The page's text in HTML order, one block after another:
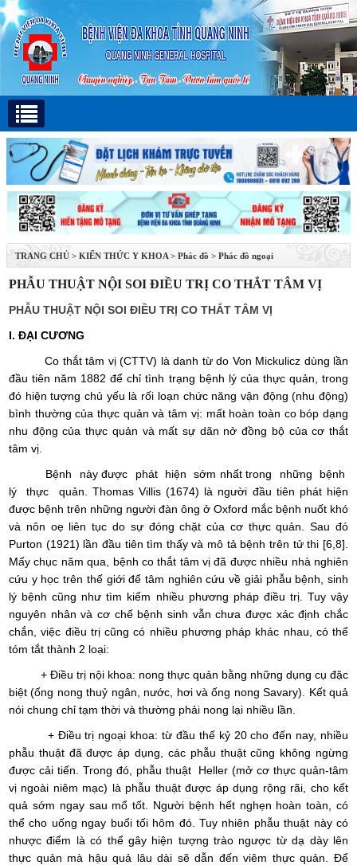
TRANG CHỦ > KIẾN THỨC Y KHOA > Phác đồ > Phác đồ ngoại
PHẪU THUẬT NỘI SOI ĐIỀU TRỊ CO THẮT TÂM VỊ
PHẪU THUẬT NỘI SOI ĐIỀU TRỊ CO THẮT TÂM VỊ
I. ĐẠI CƯƠNG
Co thắt tâm vị (CTTV) là danh từ do Von Mickulicz dùng lần
đầu tiên năm 1882 để chỉ tình trạng bệnh lý của thực quản, trong
đó hiện tượng chủ yếu là rối loạn chức năng vận động (nhu động)
bình thường của thực quản và tâm vị: mất hoàn toàn co bóp dạng
nhu động của thực quản và mất sự dãn nở đồng bộ của cơ thắt
tâm vị.
Bệnh này được phát hiện sớm nhất trong những bệnh
lý thực quản. Thomas Villis (1674) là người đầu tiên phát hiện
được bệnh trên những người đàn ông ở Oxford mắc bệnh nuốt khó
và nôn oẹ liên tục do sự đóng chặt của cơ thực quản. Sau đó
Purton (1921) lần đầu tiên tìm thấy và mô tả bệnh trên tử thi [6,8].
Mấy chục năm qua, bệnh co thắt tâm vị đã được nhiều nhà nghiên
cứu y học trên thế giới để tâm nghiên cứu về giải phẫu bệnh, sinh
lý bệnh cũng như tìm kiếm nhiều phương pháp điều trị. Tuy vậy
nguyên nhân và cơ chế bệnh sinh vẫn chưa được xác định chắc
chắn, việc điều trị cũng có nhiều phương pháp khác nhau, có thể
tóm tắt thành 2 loại:
+ Điều trị nội khoa: nong thực quản bằng những dụng cụ đặc
biệt (ống nong thuỷ ngân, nước, hơi và ống nong Savary). Kết quả
nói chung chỉ tạm thời và thường phải nong lại nhiều lần.
+ Điều trị ngoại khoa: từ đầu thế kỷ 20 cho đến nay, nhiều
phẫu thuật đã được áp dụng, các phẫu thuật cũng không ngừng
được cải tiến. Trong đó, phẫu thuật Heller (mở cơ thực quản-tâm
vị ngoài niêm mạc) là phẫu thuật được áp dụng rộng rãi, cho kết
quả sớm ngay sau mổ tốt. Người bệnh hết nghẹn hoàn toàn, có
thể cho uống ngay buổi tối hôm đó. Tuy nhiên phẫu thuật này có
nhược điểm là có thể gây hiện tượng trào ngược từ dạ dày lên
thực quản mà hậu quả lâu dài sẽ dẫn đến viêm thực quản. Để